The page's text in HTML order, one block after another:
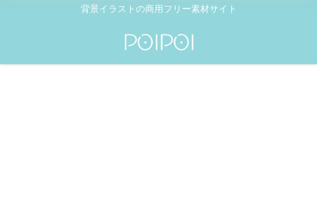
背景イラストの商用フリー素材サイト